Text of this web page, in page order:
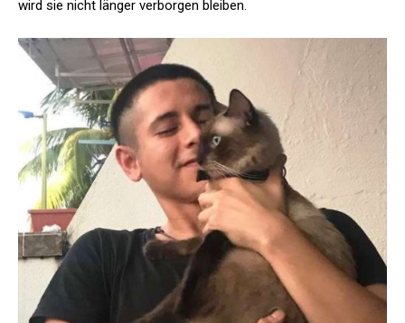
wird sie nicht länger verborgen bleiben.